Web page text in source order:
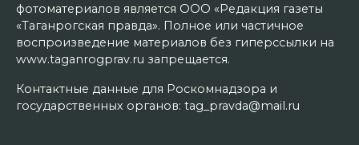
фотоматериалов является ООО «Редакция газеты
«Таганрогская правда». Полное или частичное
воспроизведение материалов без гиперссылки на
www.taganrogprav.ru запрещается.
Контактные данные для Роскомнадзора и
государственных органов: tag_pravda@mail.ru